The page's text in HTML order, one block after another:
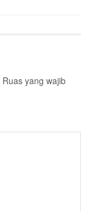
Ruas yang wajib